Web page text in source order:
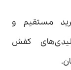
مستقیم و
کفش